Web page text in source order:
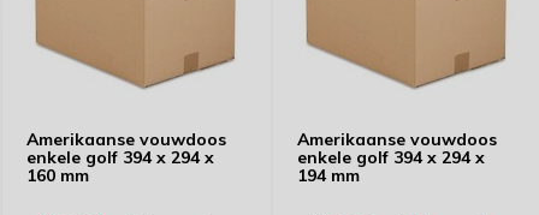
Amerikaanse vouwdoos
enkele golf 394 x 294 x
160 mm
Amerikaanse vouwdoos
enkele golf 394 x 294 x
194 mm